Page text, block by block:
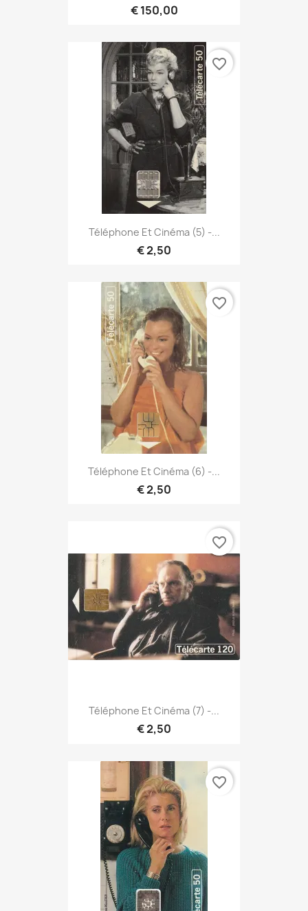
€ 150,00
Téléphone Et Cinéma (5) -...
€ 2,50
favorite_border
Téléphone Et Cinéma (6) -...
€ 2,50
favorite_border
Téléphone Et Cinéma (7) -...
€ 2,50
favorite_border
favorite_border